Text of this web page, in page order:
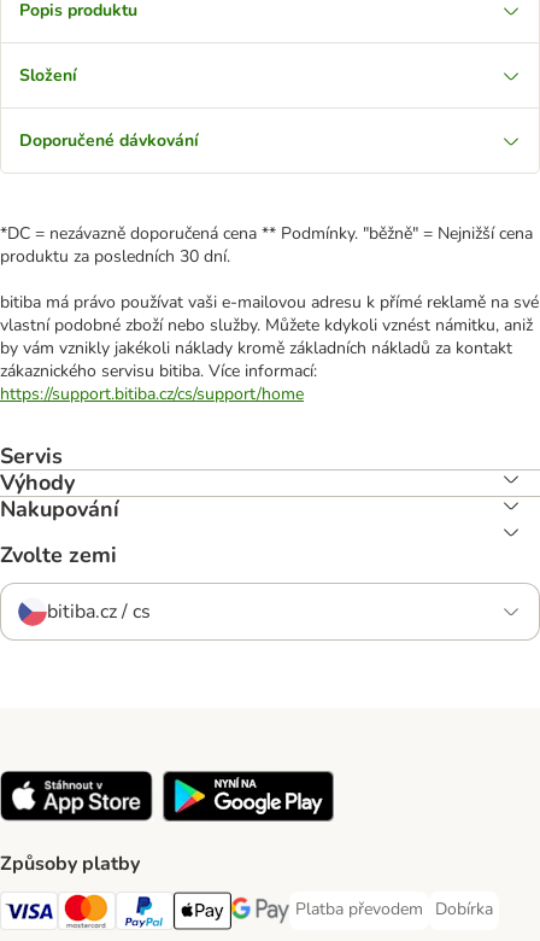
Popis produktu
Složení
Doporučené dávkování
*DC = nezávazně doporučená cena ** Podmínky. "běžně" = Nejnižší cena
produktu za posledních 30 dní.
bitiba má právo používat vaši e-mailovou adresu k přímé reklamě na své
vlastní podobné zboží nebo služby. Můžete kdykoli vznést námitku, aniž
by vám vznikly jakékoli náklady kromě základních nákladů za kontakt
zákaznického servisu bitiba. Více informací:
https://support.bitiba.cz/cs/support/home
Servis
Výhody
Nakupování
Zvolte zemi
bitiba.cz / cs
Způsoby platby
Visa Payment Method
mastercard Payment Method
PayPal Payment Method
Apple pay Payment Method
Google Pay Payment Method
Platba převodem
Platba převodem Payment
Dobírka
Dobírka